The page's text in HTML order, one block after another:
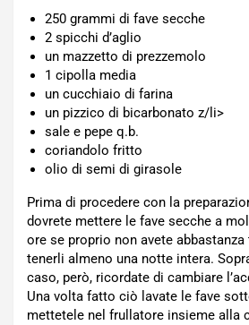
250 grammi di fave secche
2 spicchi d’aglio
un mazzetto di prezzemolo
1 cipolla media
un cucchiaio di farina
un pizzico di bicarbonato z/li>
sale e pepe q.b.
coriandolo fritto
olio di semi di girasole
Prima di procedere con la
dovrete mettere le fave secche a
ore se proprio non avete
tenerli almeno una notte intera.
caso, però, ricordate di cambiare
Una volta fatto ciò lavate le fave
mettetele nel frullatore insieme alla